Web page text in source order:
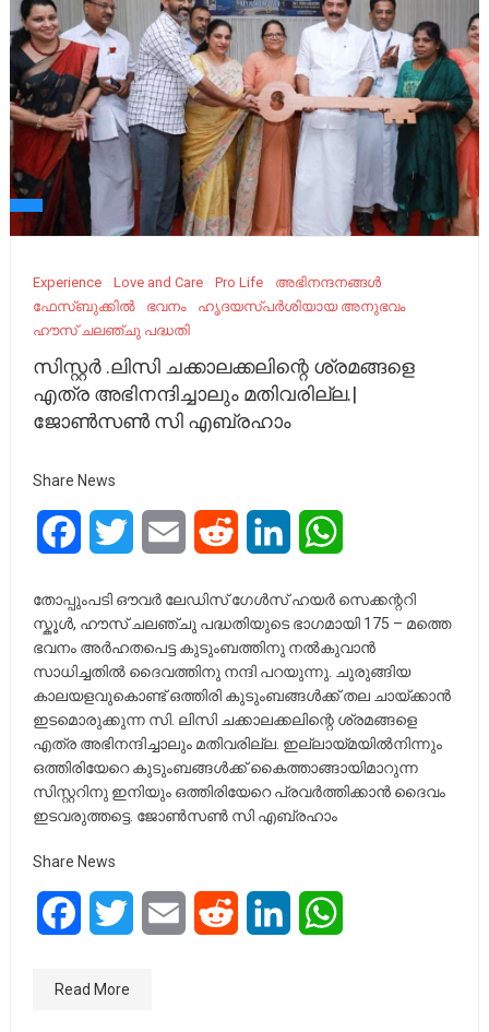
Experience Love and Care Pro Life
അഭിനന്ദനങ്ങൾ
ഫേസ്ബുക്കിൽ
ഭവനം
ഹൃദയസ്പർശിയായ അനുഭവം
ഹൗസ് ചലഞ്ചു പദ്ധതി
സിസ്റ്റർ .ലിസി ചക്കാലക്കലിന്റെ ശ്രമങ്ങളെ
എത്ര അഭിനന്ദിച്ചാലും മതിവരില്ല.|
ജോൺസൺ സി എബ്രഹാം
Share News
FacebookTwitter Email Reddit LinkedIn
തോപ്പുംപടി ഔവർ ലേഡിസ് ഗേൾസ് ഹയർ സെക്കന്ററി
സ്കൂൾ, ഹൗസ് ചലഞ്ചു പദ്ധതിയുടെ ഭാഗമായി 175 – മത്തെ
ഭവനം അർഹതപെട്ട കുടുംബത്തിനു നൽകുവാൻ
സാധിച്ചതിൽ ദൈവത്തിനു നന്ദി പറയുന്നു. ചുരുങ്ങിയ
കാലയളവുകൊണ്ട് ഒത്തിരി കുടുംബങ്ങൾക്ക് തല ചായ്ക്കാൻ
ഇടമൊരുക്കുന്ന സി. ലിസി ചക്കാലക്കലിന്റെ ശ്രമങ്ങളെ
എത്ര അഭിനന്ദിച്ചാലും മതിവരില്ല. ഇല്ലായ്മയിൽനിന്നും
ഒത്തിരിയേറെ കുടുംബങ്ങൾക്ക് കൈത്താങ്ങായിമാറുന്ന
സിസ്റ്ററിനു ഇനിയും ഒത്തിരിയേറെ പ്രവർത്തിക്കാൻ ദൈവം
ഇടവരുത്തട്ടെ. ജോൺസൺ സി എബ്രഹാം
Share News
FacebookTwitter Email Reddit LinkedIn
Read More